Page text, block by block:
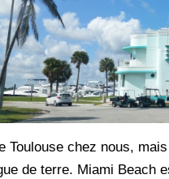
Toulouse chez nous,
de terre. Miami